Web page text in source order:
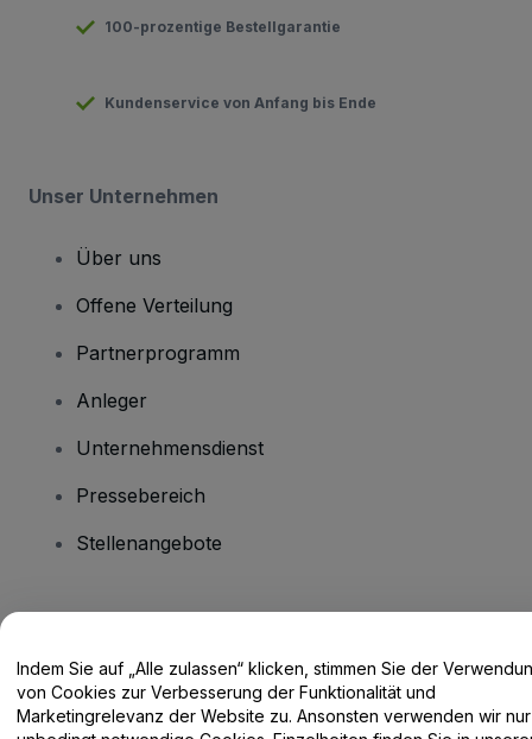
100-prozentige Bestellgarantie
Kundenservice von Anfang bis Ende
Unser Unternehmen
Über uns
Offene Verteilung
Partnerprogramm
Anleger
Unternehmensdienst
Pressebereich
Stellenangebote
Hilfe-Center / Kontakt
Indem Sie auf „Alle zulassen“ klicken, stimmen Sie der
von Cookies zur Verbesserung der Funktionalität und
Marketingrelevanz der Website zu. Ansonsten verwenden wir nur